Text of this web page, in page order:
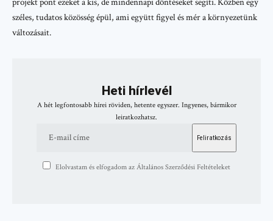
széles, tudatos közösség épül, ami együtt figyel és mér a környezetünk
változásait.
Heti hírlevél
A hét legfontosabb hírei röviden, hetente egyszer. Ingyenes, bármikor
leiratkozhatsz.
Elolvastam és elfogadom az Általános Szerződési Feltételeket